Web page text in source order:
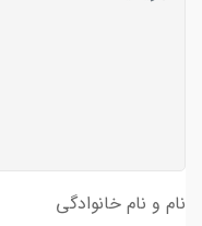
نام و نام خانوادگی